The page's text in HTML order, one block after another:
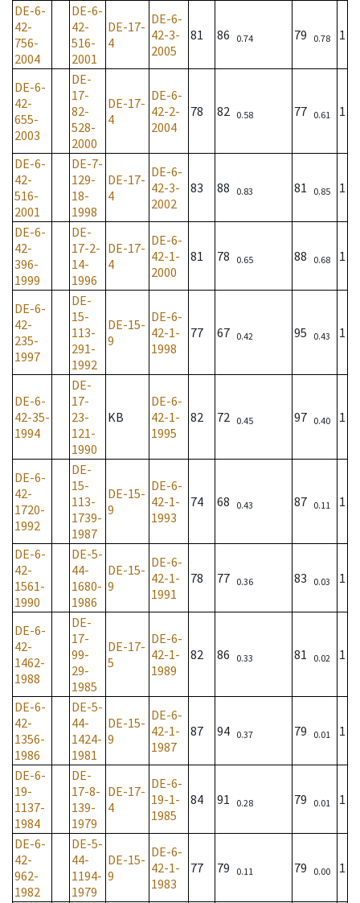
DE-6-
42-
756-
2004
DE-6-
42-
516-
2001
DE-17-
4
DE-6-
42-3-
2005
81 86 0.74 79 0.78 1
DE-6-
42-
655-
2003
DE-
17-
82-
528-
2000
DE-17-
4
DE-6-
42-2-
2004
78 82 0.58 77 0.61 1
DE-6-
42-
516-
2001
DE-7-
129-
18-
1998
DE-17-
4
DE-6-
42-3-
2002
83 88 0.83 81 0.85 1
DE-6-
42-
396-
1999
DE-
17-2-
14-
1996
DE-17-
4
DE-6-
42-1-
2000
81 78 0.65 88 0.68 1
DE-6-
42-
235-
1997
DE-
15-
113-
291-
1992
DE-15-
9
DE-6-
42-1-
1998
77 67 0.42 95 0.43 1
DE-6-
42-35-
1994
DE-
17-
23-
121-
1990
KB
DE-6-
42-1-
1995
82 72 0.45 97 0.40 1
DE-6-
42-
1720-
1992
DE-
15-
113-
1739-
1987
DE-15-
9
DE-6-
42-1-
1993
74 68 0.43 87 0.11 1
DE-6-
42-
1561-
1990
DE-5-
44-
1680-
1986
DE-15-
9
DE-6-
42-1-
1991
78 77 0.36 83 0.03 1
DE-6-
42-
1462-
1988
DE-
17-
99-
29-
1985
DE-17-
5
DE-6-
42-1-
1989
82 86 0.33 81 0.02 1
DE-6-
42-
1356-
1986
DE-5-
44-
1424-
1981
DE-15-
9
DE-6-
42-1-
1987
87 94 0.37 79 0.01 1
DE-6-
19-
1137-
1984
DE-
17-8-
139-
1979
DE-17-
4
DE-6-
19-1-
1985
84 91 0.28 79 0.01 1
DE-6-
42-
962-
1982
DE-5-
44-
1194-
1979
DE-15-
9
DE-6-
42-1-
1983
77 79 0.11 79 0.00 1